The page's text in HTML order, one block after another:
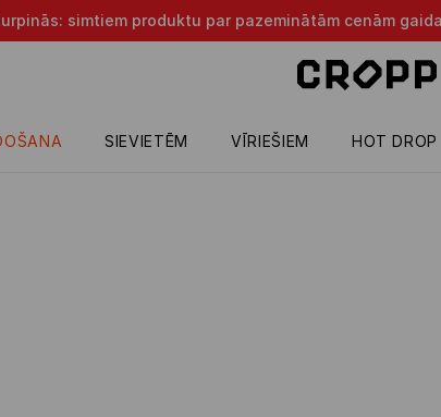
simtiem produktu par pazeminātām cenām
SIEVIETĒM VĪRIEŠIEM HOT DROP